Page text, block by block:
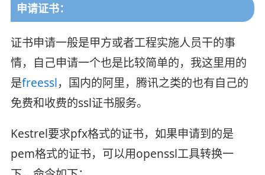
申请证书：
证书申请一般是甲方或者工程实施人员干的事
情，自己申请一个也是比较简单的，我这里用的
是freessl，国内的阿里，腾讯之类的也有自己的
免费和收费的ssl证书服务。
Kestrel要求pfx格式的证书，如果申请到的是
pem格式的证书，可以用openssl工具转换一